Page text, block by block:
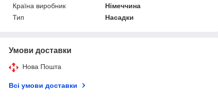
Країна виробник
Німеччина
Тип
Насадки
Умови доставки
Нова Пошта
Всі умови доставки